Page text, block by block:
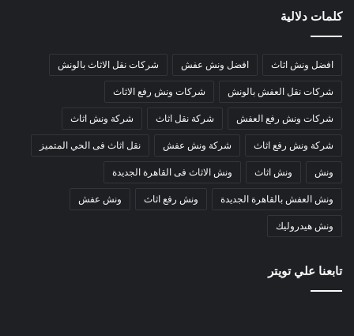
كلمات دلالية
افضل ونش اثاث افضل ونش عفش شركات نقل الاثاث بالونش
شركات نقل العفش بالونش شركات ونش رفع الاثاث
شركات ونش رفع العفش شركة نقل اثاث شركة ونش اثاث
شركة ونش رفع اثاث شركة ونش عفش نقل اثاث فى الحي المتميز
ونش ونش اثاث ونش الاثاث فى القاهرة الجديدة
ونش العفش بالقاهرة الجديدة ونش رفع اثاث ونش عفش
ونش هيدروليك
تابعنا علي تويتر